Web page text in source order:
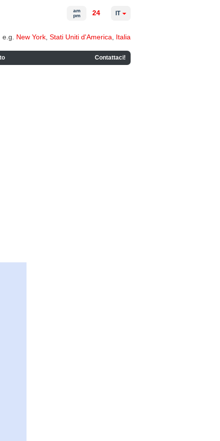
e.g. New York Stati Uniti d'America Italia
Contattaci!
am
pm
24 IT